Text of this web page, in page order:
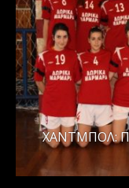
ΧΑΝΤΜΠΟΛ: